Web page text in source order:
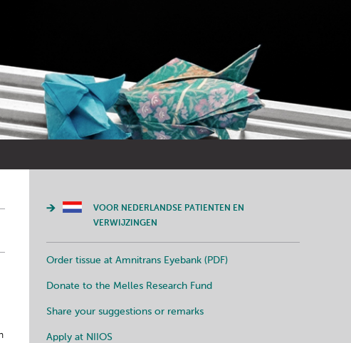
VOOR NEDERLANDSE PATIENTEN EN
VERWIJZINGEN
Order tissue at Amnitrans Eyebank (PDF)
Donate to the Melles Research Fund
Share your suggestions or remarks
Apply at NIIOS